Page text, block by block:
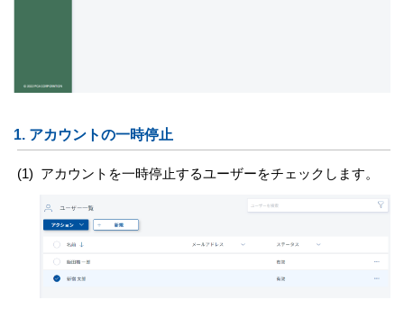
1. アカウントの一時停止
(1) アカウントを一時停止するユーザーをチェックします。